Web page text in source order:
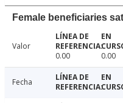
Female beneficiaries
Valor
0.00
0.00
Fecha